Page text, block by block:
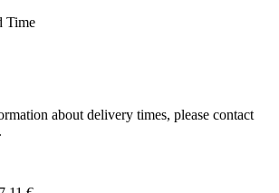
Time
about delivery times, please contact